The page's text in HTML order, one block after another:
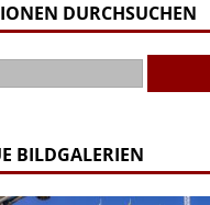
DURCHSUCHEN
BILDGALERIEN